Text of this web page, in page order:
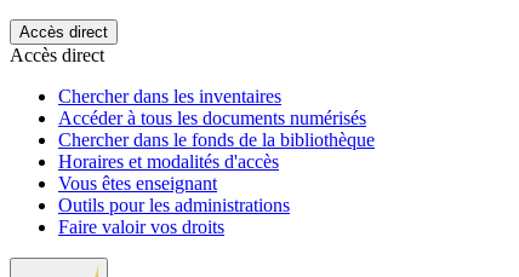
Accès direct
Accès direct
Chercher dans les inventaires
Accéder à tous les documents numérisés
Chercher dans le fonds de la bibliothèque
Horaires et modalités d'accès
Vous êtes enseignant
Outils pour les administrations
Faire valoir vos droits